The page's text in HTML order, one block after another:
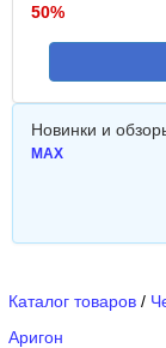
50%
Новинки и
MAX
Каталог товаров /
Аригон